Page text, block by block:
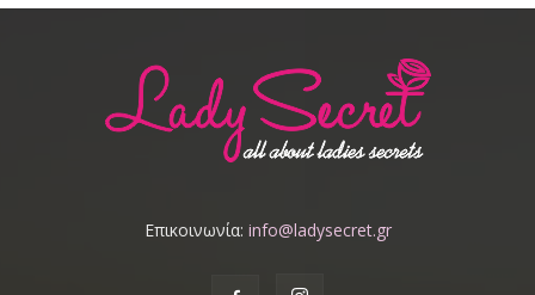
Επικοινωνία: info@ladysecret.gr